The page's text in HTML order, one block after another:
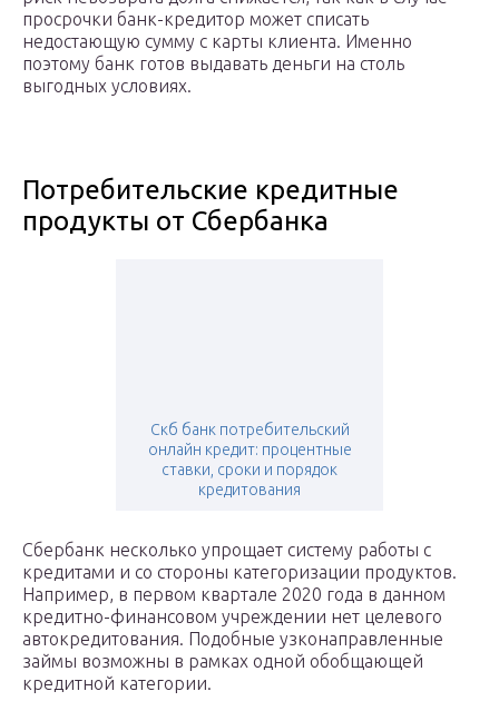
просрочки банк-кредитор может списать
недостающую сумму с карты клиента. Именно
поэтому банк готов выдавать деньги на столь
выгодных условиях.
Потребительские кредитные
продукты от Сбербанка
Скб банк потребительский
онлайн кредит: процентные
ставки, сроки и порядок
кредитования
Сбербанк несколько упрощает систему работы с
кредитами и со стороны категоризации продуктов.
Например, в первом квартале 2020 года в данном
кредитно-финансовом учреждении нет целевого
автокредитования. Подобные узконаправленные
займы возможны в рамках одной обобщающей
кредитной категории.